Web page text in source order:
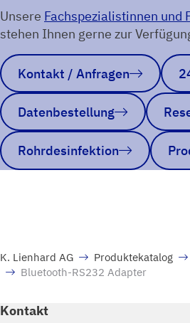
Unsere Fachspezialistinnen und
stehen Ihnen gerne zur
Kontakt / Anfragen
Datenbestellung
Rohrdesinfektion
K. Lienhard AG Produktekatalog
Bluetooth-RS232 Adapter
Kontakt